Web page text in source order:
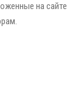
на сайте